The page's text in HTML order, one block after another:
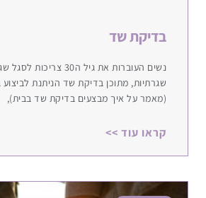
בדיקת שד
נשים העוברות את גיל ה30
שגרתיות, מתוכן בדיקת שד הניתנת לביצוע
(מאמר על איך מבצעים בדיקת שד בבית),
קראו עוד >>